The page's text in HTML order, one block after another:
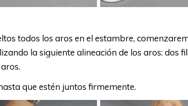
todos los aros en el estambre,
la siguiente alineación de los aros: dos
que estén juntos firmemente.